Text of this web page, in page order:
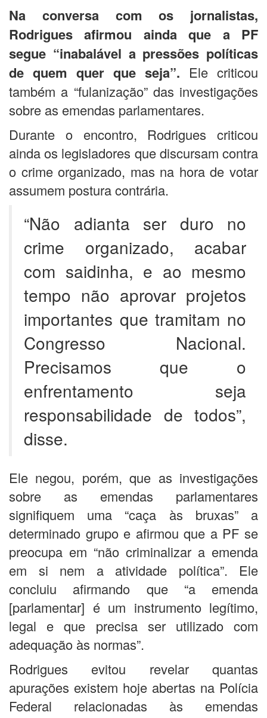
Na conversa com os jornalistas,
Rodrigues afirmou ainda que a PF
segue “inabalável a pressões políticas
de quem quer que seja”. Ele criticou
também a “fulanização” das investigações
sobre as emendas parlamentares.
Durante o encontro, Rodrigues criticou
ainda os legisladores que discursam contra
o crime organizado, mas na hora de votar
assumem postura contrária.
“Não adianta ser duro no
crime organizado, acabar
com saidinha, e ao mesmo
tempo não aprovar projetos
importantes que tramitam no
Congresso Nacional.
Precisamos que o
enfrentamento seja
responsabilidade de todos”,
disse.
Ele negou, porém, que as investigações
sobre as emendas parlamentares
signifiquem uma “caça às bruxas” a
determinado grupo e afirmou que a PF se
preocupa em “não criminalizar a emenda
em si nem a atividade política”. Ele
concluiu afirmando que “a emenda
[parlamentar] é um instrumento legítimo,
legal e que precisa ser utilizado com
adequação às normas”.
Rodrigues evitou revelar quantas
apurações existem hoje abertas na Polícia
Federal relacionadas às emendas